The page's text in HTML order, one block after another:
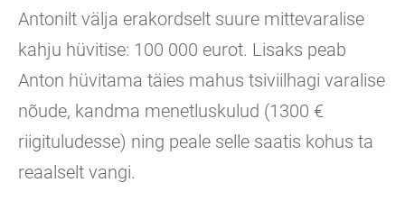
Antonilt välja erakordselt suure mittevaralise
kahju hüvitise: 100 000 eurot. Lisaks peab
Anton hüvitama täies mahus tsiviilhagi varalise
nõude, kandma menetluskulud (1300 €
riigituludesse) ning peale selle saatis kohus ta
reaalselt vangi.